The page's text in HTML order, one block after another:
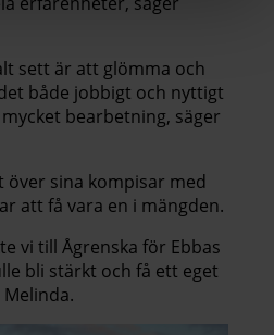
sett är att glömma och
både jobbigt och nyttigt
bearbetning, säger
över sina kompisar med
att få vara en i mängden.
vi till Ågrenska för Ebbas
bli stärkt och få ett eget